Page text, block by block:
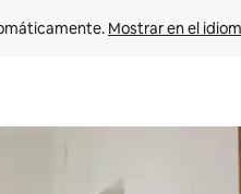
Mostrar en el